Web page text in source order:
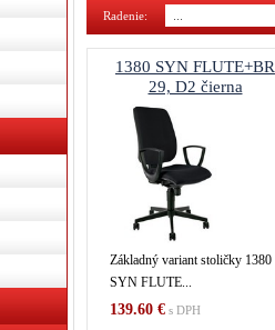
Radenie:
1380 SYN FLUTE+BR
29, D2 čierna
Základný variant stoličky 1380
SYN FLUTE...
139.60 €s DPH